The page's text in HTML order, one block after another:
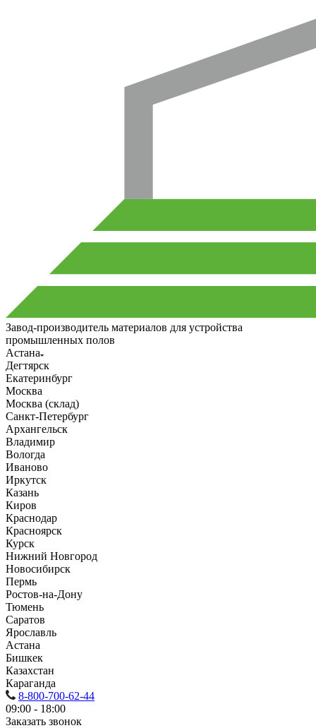
Завод-производитель материалов для устройства
промышленных полов
Астана
Дегтярск
Екатеринбург
Москва
Москва (склад)
Санкт-Петербург
Архангельск
Владимир
Вологда
Иваново
Иркутск
Казань
Киров
Краснодар
Красноярск
Курск
Нижний Новгород
Новосибирск
Пермь
Ростов-на-Дону
Тюмень
Саратов
Ярославль
Астана
Бишкек
Казахстан
Караганда
8-800-700-62-44
09:00 - 18:00
Заказать звонок